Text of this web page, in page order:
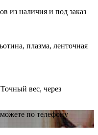
из наличия и под заказ
плазма, ленточная
вес, через
по телефону